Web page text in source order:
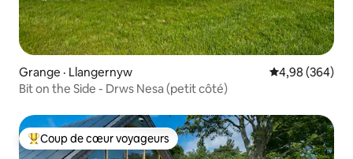
Grange · Llangernyw Note
4,98 (364)
Bit on the Side - Drws Nesa (petit côté)
Coup de cœur voyageurs parmi les plus aimés
Coup de cœur voyageurs